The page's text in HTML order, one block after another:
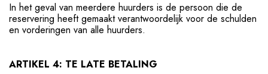
In het geval van meerdere huurders is de persoon die de
reservering heeft gemaakt verantwoordelijk voor de schulden
en vorderingen van alle huurders.
ARTIKEL 4: TE LATE BETALING